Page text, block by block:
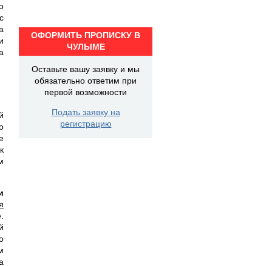
ОФОРМИТЬ ПРОПИСКУ В
ЧУЛЫМЕ
Оставьте вашу заявку и мы
обязательно ответим при
первой возможности
Подать заявку на
регистрацию